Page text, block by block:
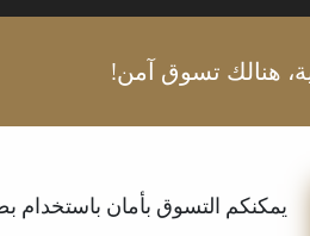
هنالك تسوق آمن!
يمكنكم التسوق بأمان باستخدام